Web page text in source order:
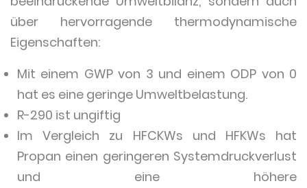
über hervorragende thermodynamische
Eigenschaften:
Mit einem GWP von 3 und einem ODP von 0
hat es eine geringe Umweltbelastung.
R-290 ist ungiftig
Im Vergleich zu HFCKWs und HFKWs hat
Propan einen geringeren Systemdruckverlust
und eine höhere